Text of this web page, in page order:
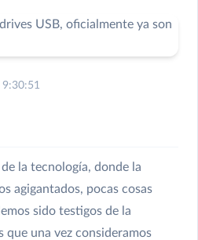
9:30:51
la tecnología, donde la
agigantados, pocas cosas
sido testigos de la
una vez consideramos